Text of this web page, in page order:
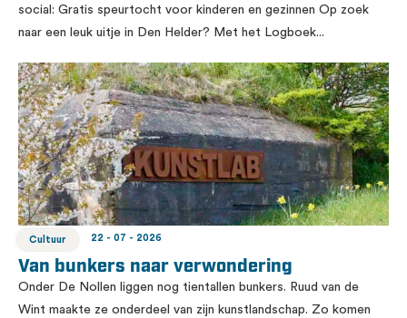
social: Gratis speurtocht voor kinderen en gezinnen Op zoek
naar een leuk uitje in Den Helder? Met het Logboek...
Cultuur 22 - 07 - 2026
Van bunkers naar verwondering
Onder De Nollen liggen nog tientallen bunkers. Ruud van de
Wint maakte ze onderdeel van zijn kunstlandschap. Zo komen